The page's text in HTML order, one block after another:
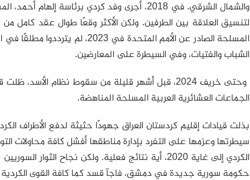
والشمال الشرقي. في 2018، أجرى وفد كردي
لتنسيق العلاقة بين الطرفين. ولكن الأكثر وقعًا طوال عقد كامل
المسلحة الصادر عن الأمم
الشباب والفتيات، وفي السيطرة على المعارضين.
وحتى خريف 2024، قبل أشهر قليلة من سقوط نظام
الجماعات العشائرية العربية المسلحة المناهضة.
بذلت قيادات إقليم كردستان العراق جهودًا حثيثة لدفع الأطراف
سيطرتها وعزمها على التفرد بإدارة مناطقها أفشل كافة محاولات
حكومة سورية جديدة في دمشق، فاجآ قسد كما كافة القوى